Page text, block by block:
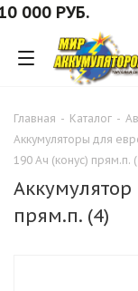
РУБ.
Главная - Каталог -
Аккумуляторы для
190 Ач (конус) прям.п.
Аккумулятор
прям.п. (4)